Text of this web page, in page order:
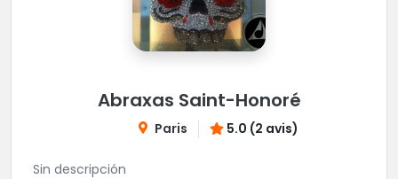
Abraxas Saint-Honoré
Paris 5.0 (2 avis)
Sin descripción